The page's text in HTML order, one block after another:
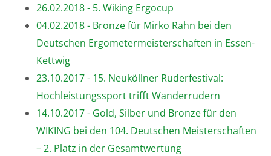
26.02.2018 - 5. Wiking Ergocup
04.02.2018 - Bronze für Mirko Rahn bei den
Deutschen Ergometermeisterschaften in Essen-
Kettwig
23.10.2017 - 15. Neuköllner Ruderfestival:
Hochleistungssport trifft Wanderrudern
14.10.2017 - Gold, Silber und Bronze für den
WIKING bei den 104. Deutschen Meisterschaften
– 2. Platz in der Gesamtwertung